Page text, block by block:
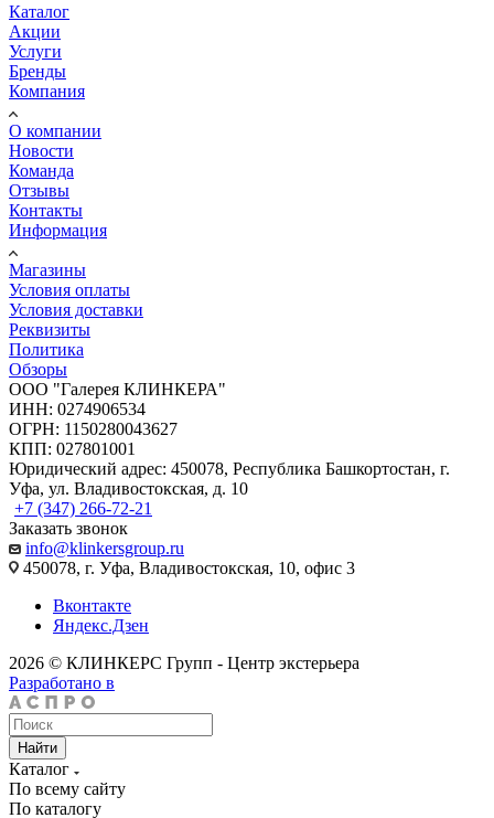
Каталог
Акции
Услуги
Бренды
Компания
О компании
Новости
Команда
Отзывы
Контакты
Информация
Магазины
Условия оплаты
Условия доставки
Реквизиты
Политика
Обзоры
ООО "Галерея КЛИНКЕРА"
ИНН: 0274906534
ОГРН: 1150280043627
КПП: 027801001
Юридический адрес: 450078, Республика Башкортостан, г.
Уфа, ул. Владивостокская, д. 10
+7 (347) 266-72-21
Заказать звонок
info@klinkersgroup.ru
450078, г. Уфа, Владивостокская, 10, офис 3
Вконтакте
Яндекс.Дзен
2026 © КЛИНКЕРС Групп - Центр экстерьера
Разработано в
Найти
Каталог
По всему сайту
По каталогу